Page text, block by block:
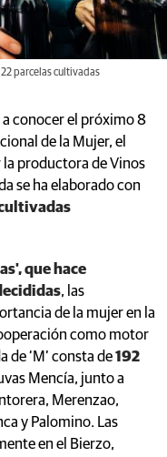
parcelas cultivadas
a conocer el próximo 8
de la Mujer, el
productora de Vinos
se ha elaborado con
que hace
, las
de la mujer en la
como motor
‘M’ consta de192
Mencía, junto a
Merenzao,
y Palomino. Las
en el Bierzo,